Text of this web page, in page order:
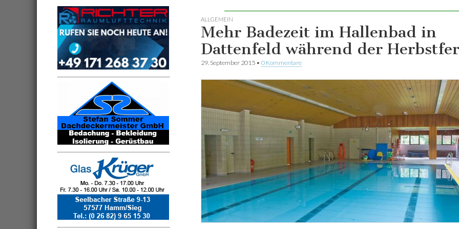
ALLGEMEIN
Mehr Badezeit im Hallenbad in
Dattenfeld während der
29. September 2015 • 0 Kommentare